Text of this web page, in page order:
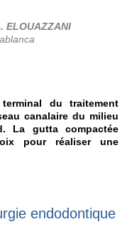
ELOUAZZANI
du traitement
canalaire du milieu
La gutta compactée
pour réaliser une
endodontique